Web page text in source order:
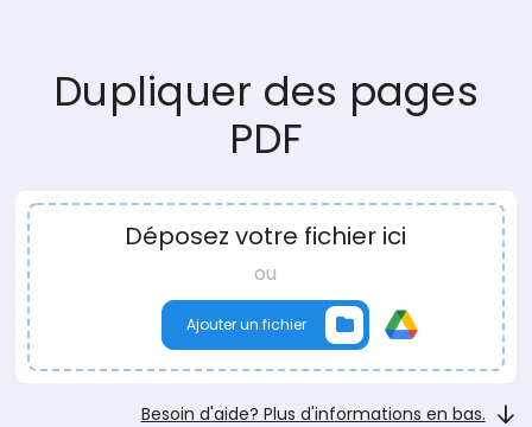
Dupliquer des pages
PDF
Déposez votre fichier ici
ou
Ajouter un fichier
Besoin d'aide? Plus d'informations en bas.